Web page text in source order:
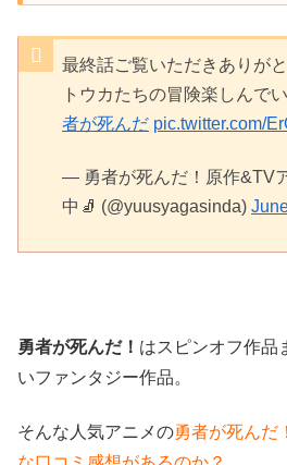
最終話ご覧いただきありが
トウカたちの冒険楽しんで
者が死んだ pic.twitter.com/
— 勇者が死んだ！原作&TV
中🧦 (@yuusyagasinda)
勇者が死んだ！ はスピンオフ作品
いファンタジー作品。
そんな人気アニメの勇者が死んだ